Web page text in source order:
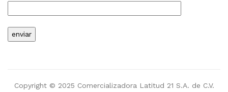
Copyright © 2025 Comercializadora Latitud 21 S.A. de C.V.